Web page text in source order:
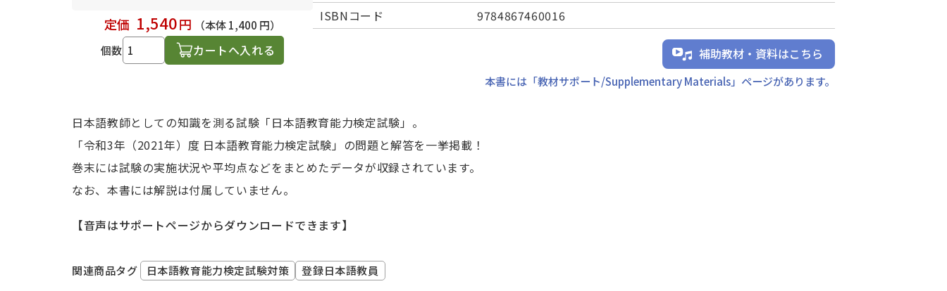
定価 1,540円
（本体 1,400 円）
個数
カートへ入れる
ISBNコード
9784867460016
補助教材・資料はこちら
本書には「教材サポート/Supplementary Materials」ページがあります。
日本語教師としての知識を測る試験「日本語教育能力検定試験」。
「令和3年（2021年）度 日本語教育能力検定試験」の問題と解答を一挙掲載！
巻末には試験の実施状況や平均点などをまとめたデータが収録されています。
なお、本書には解説は付属していません。
【音声はサポートページからダウンロードできます】
関連商品タグ 日本語教育能力検定試験対策 登録日本語教員